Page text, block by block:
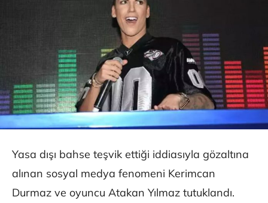
Yasa dışı bahse teşvik ettiği iddiasıyla gözaltına
alınan sosyal medya fenomeni Kerimcan
Durmaz ve oyuncu Atakan Yılmaz tutuklandı.